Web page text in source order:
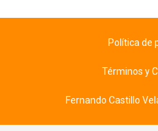
Política de
Términos y
Fernando Castillo